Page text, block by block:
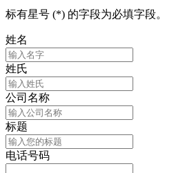
标有星号 (*) 的字段为必填字段。
姓名
姓氏
公司名称
标题
电话号码